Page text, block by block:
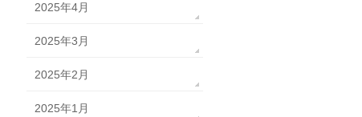
2025年4月
2025年3月
2025年2月
2025年1月